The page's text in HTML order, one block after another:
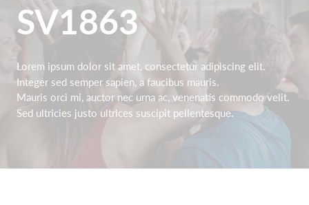
SV1863
Lorem ipsum dolor sit amet, consectetur adipiscing elit.
Integer sed semper sapien, a faucibus mauris.
Mauris orci mi, auctor nec urna ac, venenatis commodo velit.
Sed ultricies justo ultrices suscipit pellentesque.